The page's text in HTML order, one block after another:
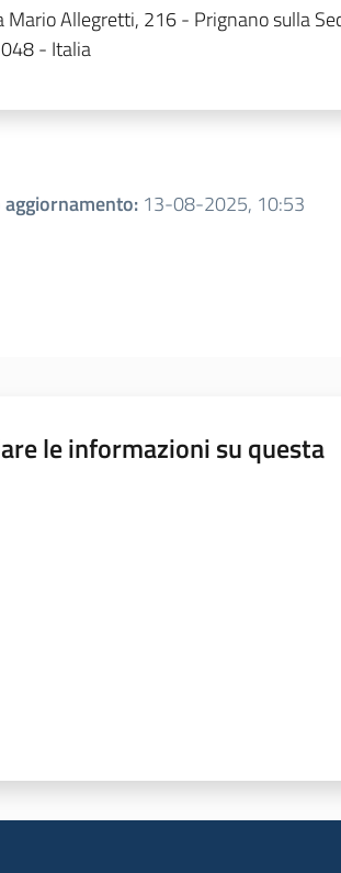
Mario Allegretti, 216 - Prignano sulla
- Italia
: 13-08-2025, 10:53
le informazioni su questa